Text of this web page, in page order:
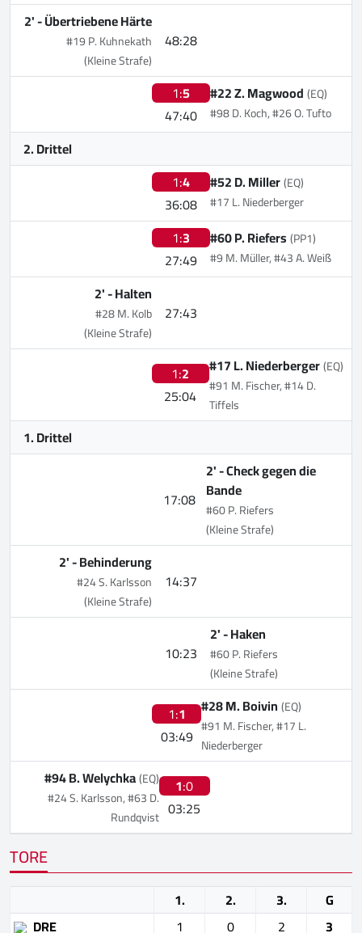
48:28
2' -Übertriebene Härte
#19 P. Kuhnekath
(Kleine Strafe)
1:5
47:40
#22 Z. Magwood(EQ)
#98 D. Koch, #26 O. Tufto
2. Drittel
1:4
36:08
#52 D. Miller(EQ)
#17 L. Niederberger
1:3
27:49
#60 P. Riefers(PP1)
#9 M. Müller, #43 A. Weiß
27:43
2' -Halten
#28 M. Kolb
(Kleine Strafe)
1:2
25:04
#17 L. Niederberger(EQ)
#91 M. Fischer, #14 D.
Tiffels
1. Drittel
17:08
2' -Check gegen die
Bande
#60 P. Riefers
(Kleine Strafe)
14:37
2' -Behinderung
#24 S. Karlsson
(Kleine Strafe)
10:23
2' -Haken
#60 P. Riefers
(Kleine Strafe)
1:1
03:49
#28 M. Boivin (EQ)
#91 M. Fischer, #17 L.
Niederberger
1:0
03:25
#94 B. Welychka(EQ)
#24 S. Karlsson, #63 D.
Rundqvist
TORE
1. 2. 3.
G
DRE
1 0 2
3